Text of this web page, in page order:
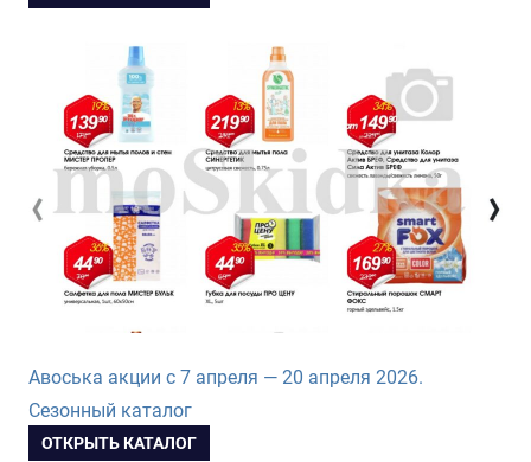
Авоська акции с 7 апреля — 20 апреля 2026.
Сезонный каталог
ОТКРЫТЬ КАТАЛОГ